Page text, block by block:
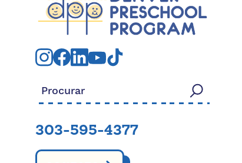
Procurar:
303-595-4377